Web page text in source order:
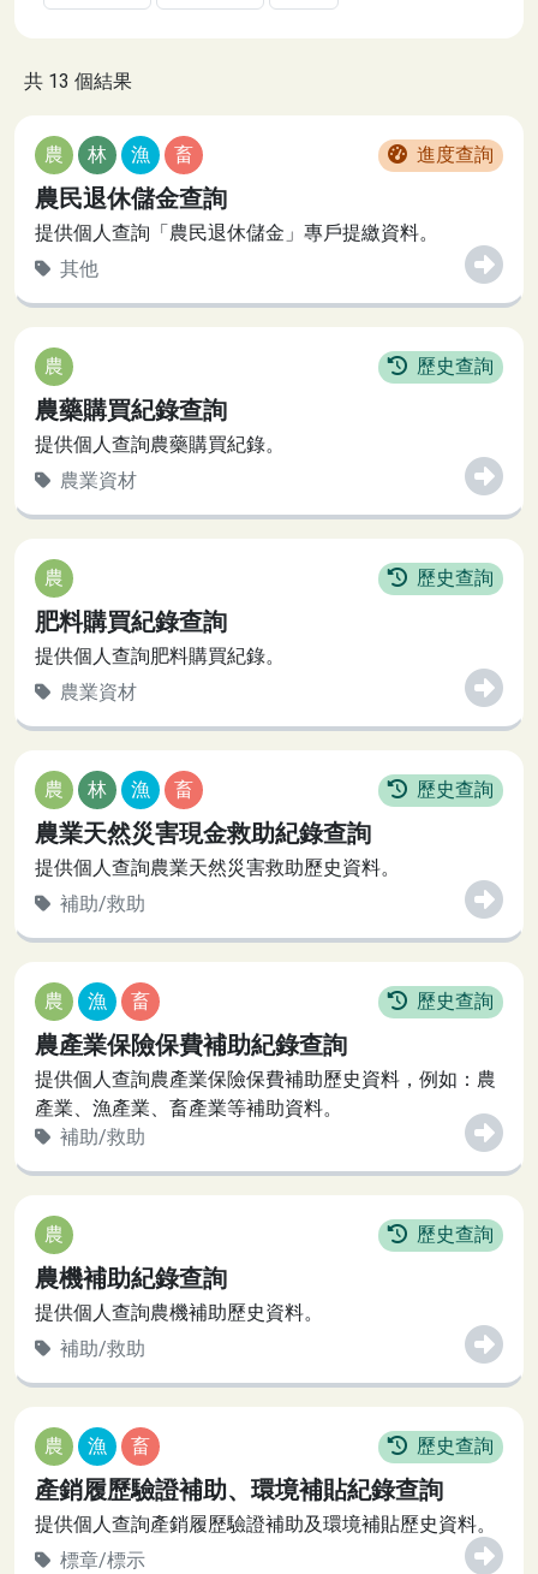
共 13 個結果
農 林 漁 畜 進度查詢
農民退休儲金查詢
提供個人查詢「農民退休儲金」專戶提繳資料。
其他
農 歷史查詢
農藥購買紀錄查詢
提供個人查詢農藥購買紀錄。
農業資材
農 歷史查詢
肥料購買紀錄查詢
提供個人查詢肥料購買紀錄。
農業資材
農 林 漁 畜 歷史查詢
農業天然災害現金救助紀錄查詢
提供個人查詢農業天然災害救助歷史資料。
補助/救助
農 漁 畜 歷史查詢
農產業保險保費補助紀錄查詢
提供個人查詢農產業保險保費補助歷史資料，例如：農
產業、漁產業、畜產業等補助資料。
補助/救助
農 歷史查詢
農機補助紀錄查詢
提供個人查詢農機補助歷史資料。
補助/救助
農 漁 畜 歷史查詢
產銷履歷驗證補助、環境補貼紀錄查詢
提供個人查詢產銷履歷驗證補助及環境補貼歷史資料。
標章/標示